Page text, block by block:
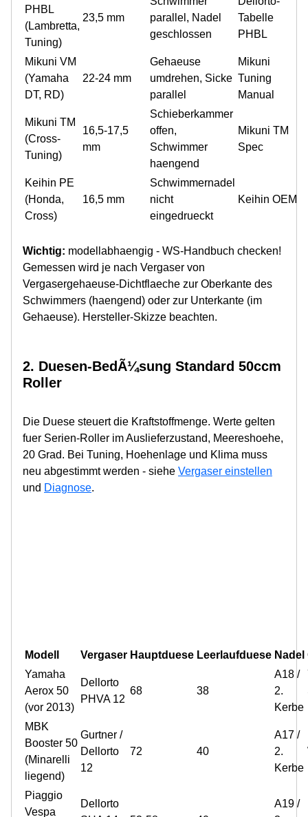
PHBL
(Lambretta,
Tuning)
23,5 mm
parallel, Nadel
geschlossen
Tabelle
PHBL
Mikuni VM
(Yamaha
DT, RD)
22-24 mm
Gehaeuse
umdrehen, Sicke
parallel
Mikuni
Tuning
Manual
Mikuni TM
(Cross-
Tuning)
16,5-17,5
mm
Schieberkammer
offen,
Schwimmer
haengend
Mikuni TM
Spec
Keihin PE
(Honda,
Cross)
16,5 mm
Schwimmernadel
nicht
eingedrueckt
Keihin OEM
Wichtig: modellabhaengig - WS-Handbuch checken!
Gemessen wird je nach Vergaser von
Vergasergehaeuse-Dichtflaeche zur Oberkante des
Schwimmers (haengend) oder zur Unterkante (im
Gehaeuse). Hersteller-Skizze beachten.
2. Duesen-BedÃ¼sung Standard 50ccm
Roller
Die Duese steuert die Kraftstoffmenge. Werte gelten
fuer Serien-Roller im Auslieferzustand, Meereshoehe,
20 Grad. Bei Tuning, Hoehenlage und Klima muss
neu abgestimmt werden - siehe Vergaser einstellen
und Diagnose.
Modell Vergaser Hauptduese Leerlaufduese Nadel
Yamaha
Aerox 50
(vor 2013)
Dellorto
PHVA 12
68 38
A18 /
2.
Kerbe
MBK
Booster 50
(Minarelli
liegend)
Gurtner /
Dellorto
12
72 40
A17 /
2.
Kerbe
Piaggio
Vespa
Dellorto
A19 /